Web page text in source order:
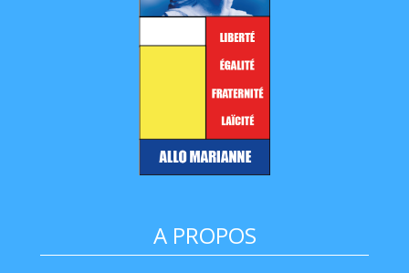
A PROPOS